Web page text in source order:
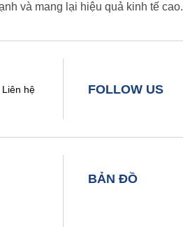
và mang lại hiệu quả kinh tế cao.
Liên hệ FOLLOW US
BẢN ĐỒ